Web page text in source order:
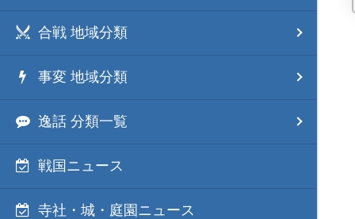
合戦 地域分類
事変 地域分類
逸話 分類一覧
戦国ニュース
寺社・城・庭園ニュース